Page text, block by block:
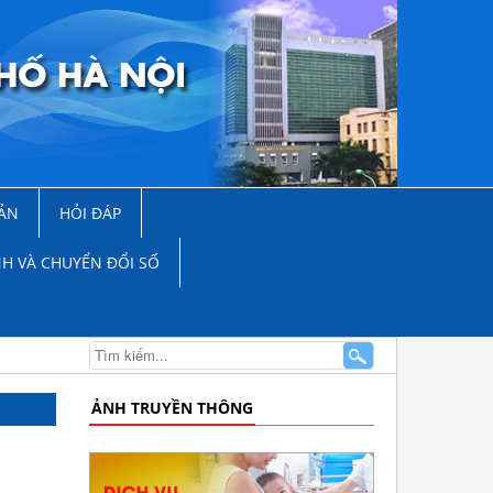
HỎI ĐÁP
VÀ CHUYỂN ĐỔI SỐ
ẢNH TRUYỀN THÔNG